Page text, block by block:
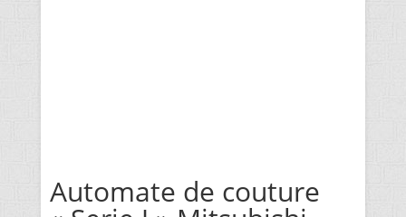
Automate de couture